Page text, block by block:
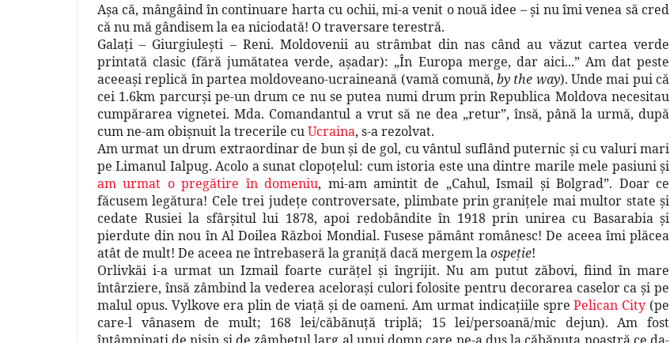
Aşa că, mângâind în continuare harta cu ochii, mi-a venit o nouă idee – şi nu îmi venea să cred
că nu mă gândisem la ea niciodată! O traversare terestră.
Galaţi – Giurgiuleşti – Reni. Moldovenii au strâmbat din nas când au văzut cartea verde
printată clasic (fără jumătatea verde, aşadar): „În Europa merge, dar aici...” Am dat peste
aceeaşi replică în partea moldoveano-ucraineană (vamă comună,by the way). Unde mai pui că
cei 1.6km parcurşi pe-un drum ce nu se putea numi drum prin Republica Moldova necesitau
cumpărarea vignetei. Mda. Comandantul a vrut să ne dea „retur”, însă, până la urmă, după
cum ne-am obişnuit la trecerile cuUcraina, s-a rezolvat.
Am urmat un drum extraordinar de bun şi de gol, cu vântul suflând puternic şi cu valuri mari
pe Limanul Ialpug. Acolo a sunat clopoţelul: cum istoria este una dintre marile mele pasiuni şi
am urmat o pregătire în domeniu, mi-am amintit de „Cahul, Ismail şi Bolgrad”. Doar ce
făcusem legătura! Cele trei judeţe controversate, plimbate prin graniţele mai multor state şi
cedate Rusiei la sfârşitul lui 1878, apoi redobândite în 1918 prin unirea cu Basarabia şi
pierdute din nou în Al Doilea Război Mondial. Fusese pământ românesc! De aceea îmi plăcea
atât de mult! De aceea ne întrebaseră la graniţă dacă mergem laospeţie!
Orlivkăi i-a urmat un Izmail foarte curăţel şi îngrijit. Nu am putut zăbovi, fiind în mare
întârziere, însă zâmbind la vederea aceloraşi culori folosite pentru decorarea caselor ca şi pe
malul opus. Vylkove era plin de viaţă şi de oameni. Am urmat indicaţiile sprePelican City (pe
care-l vânasem de mult; 168 lei/căbănuţă triplă; 15 lei/persoană/mic dejun). Am fost